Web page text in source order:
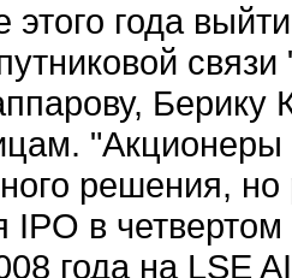
этого года
"Акционеры
решения,
IPO в
года на LSE